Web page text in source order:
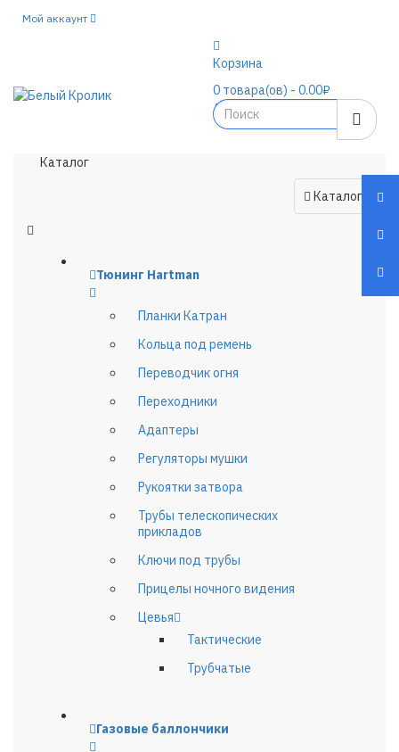
Мой аккаунт
Корзина
0 товара(ов) - 0.00₽
Каталог
Каталог
Тюнинг Hartman
Планки Катран
Кольца под ремень
Переводчик огня
Переходники
Адаптеры
Регуляторы мушки
Рукоятки затвора
Трубы телескопических
прикладов
Ключи под трубы
Прицелы ночного видения
Цевья
Тактические
Трубчатые
Газовые баллончики